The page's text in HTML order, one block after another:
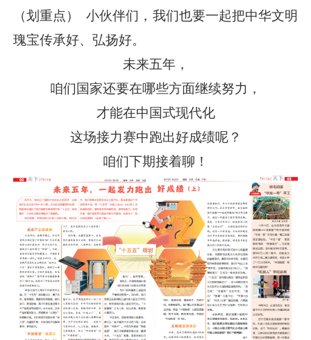
（划重点） 小伙伴们，我们也要一起把中华文明
瑰宝传承好、弘扬好。
未来五年，
咱们国家还要在哪些方面继续努力，
才能在中国式现代化
这场接力赛中跑出好成绩呢？
咱们下期接着聊！